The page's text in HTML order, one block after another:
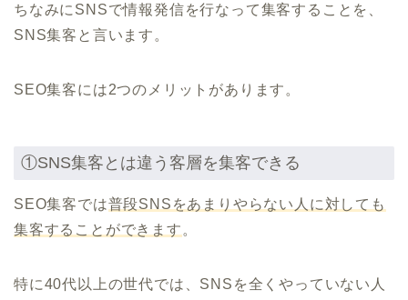
ちなみにSNSで情報発信を行なって集客することを、
SNS集客と言います。
SEO集客には2つのメリットがあります。
①SNS集客とは違う客層を集客できる
SEO集客では普段SNSをあまりやらない人に対しても
集客することができます 。
特に40代以上の世代では、SNSを全くやっていない人